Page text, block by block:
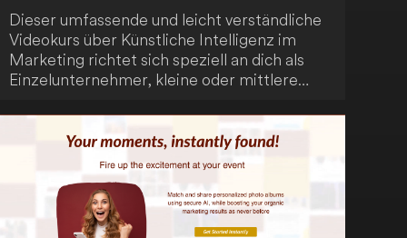
Dieser umfassende und leicht verständliche
Videokurs über Künstliche Intelligenz im
Marketing richtet sich speziell an dich als
Einzelunternehmer, kleine oder mittlere
auch zweiwöchige Updates für ein ganzes
Jahr ab August, inklusive neuen AI-Tools und
Techniken. Ein Muss für alle, die den Einsatz
von AI im Marketingbereich meistern wollen.